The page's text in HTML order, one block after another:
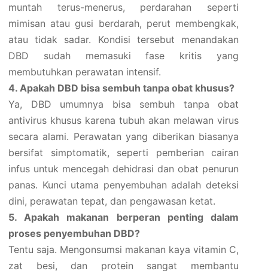
muntah terus-menerus, perdarahan seperti
mimisan atau gusi berdarah, perut membengkak,
atau tidak sadar. Kondisi tersebut menandakan
DBD sudah memasuki fase kritis yang
membutuhkan perawatan intensif.
4. Apakah DBD bisa sembuh tanpa obat khusus?
Ya, DBD umumnya bisa sembuh tanpa obat
antivirus khusus karena tubuh akan melawan virus
secara alami. Perawatan yang diberikan biasanya
bersifat simptomatik, seperti pemberian cairan
infus untuk mencegah dehidrasi dan obat penurun
panas. Kunci utama penyembuhan adalah deteksi
dini, perawatan tepat, dan pengawasan ketat.
5. Apakah makanan berperan penting dalam
proses penyembuhan DBD?
Tentu saja. Mengonsumsi makanan kaya vitamin C,
zat besi, dan protein sangat membantu